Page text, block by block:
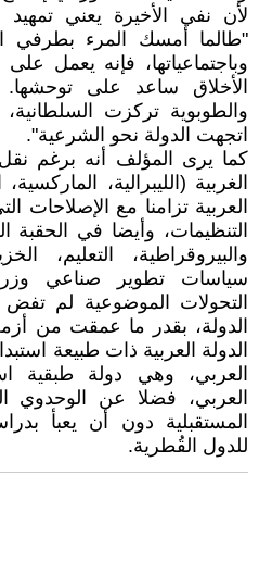
لأن نفي الأخيرة يعني
"طالما أمسك المرء بطرفي
وباجتماعياتها، فإنه يعمل
الأخلاق ساعد على توحشها.
والطوبوية تركزت
اتجهت الدولة نحو الشرعية".
كما يرى المؤلف أنه برغم
الغربية (الليبرالية،
العربية تزامنا مع الإصلاحات
التنظيمات، وأيضا في الحقبة
والبيروقراطية، التعليم،
سياسات تطوير صناعي
التحولات الموضوعية لم
الدولة، بقدر ما عمقت من
الدولة العربية ذات طبيعة
العربي، وهي دولة طبقية
العربي، فضلا عن الوحدوي
المستقبلية دون أن يعبأ
للدول القُطرية.